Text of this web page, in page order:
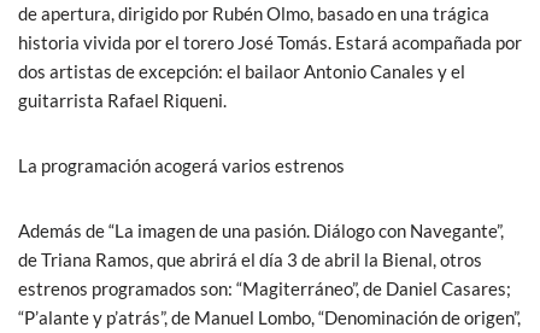
de apertura, dirigido por Rubén Olmo, basado en una trágica
historia vivida por el torero José Tomás. Estará acompañada por
dos artistas de excepción: el bailaor Antonio Canales y el
guitarrista Rafael Riqueni.
La programación acogerá varios estrenos
Además de “La imagen de una pasión. Diálogo con Navegante”,
de Triana Ramos, que abrirá el día 3 de abril la Bienal, otros
estrenos programados son: “Magiterráneo”, de Daniel Casares;
“P’alante y p’atrás”, de Manuel Lombo, “Denominación de origen”,